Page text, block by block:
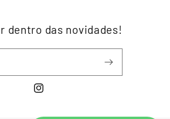
dentro das novidades!
Instagram